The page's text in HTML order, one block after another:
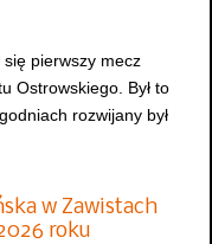
się pierwszy mecz
Ostrowskiego. Był to
rozwijany był
w Zawistach
roku